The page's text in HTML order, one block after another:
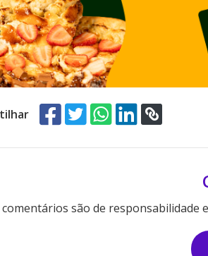
comentários são de responsabilidade